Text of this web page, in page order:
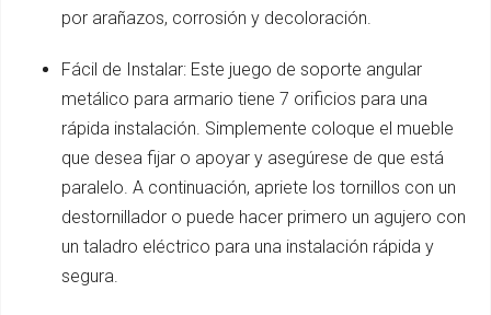
por arañazos, corrosión y decoloración.
Fácil de Instalar: Este juego de soporte angular
metálico para armario tiene 7 orificios para una
rápida instalación. Simplemente coloque el mueble
que desea fijar o apoyar y asegúrese de que está
paralelo. A continuación, apriete los tornillos con un
destornillador o puede hacer primero un agujero con
un taladro eléctrico para una instalación rápida y
segura.